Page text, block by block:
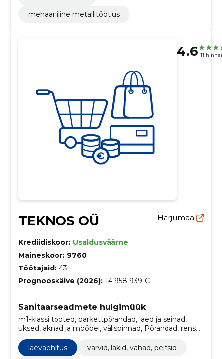
mehaaniline metallitöötlus
4.6 11
TEKNOS OÜ Harjumaa
Krediidiskoor: Usaldusväärne
Maineskoor: 9760
Töötajaid: 43
Prognooskäive (2026): 14 958 939 €
Sanitaarseadmete hulgimüük
m1-klassi tooted, parkettpõrandad, laed ja seinad,
uksed, aknad ja mööbel, välispinnad, Põrandad, rensa
välisvärvid
laevaehitus
värvid, lakid, vahad, peitsid